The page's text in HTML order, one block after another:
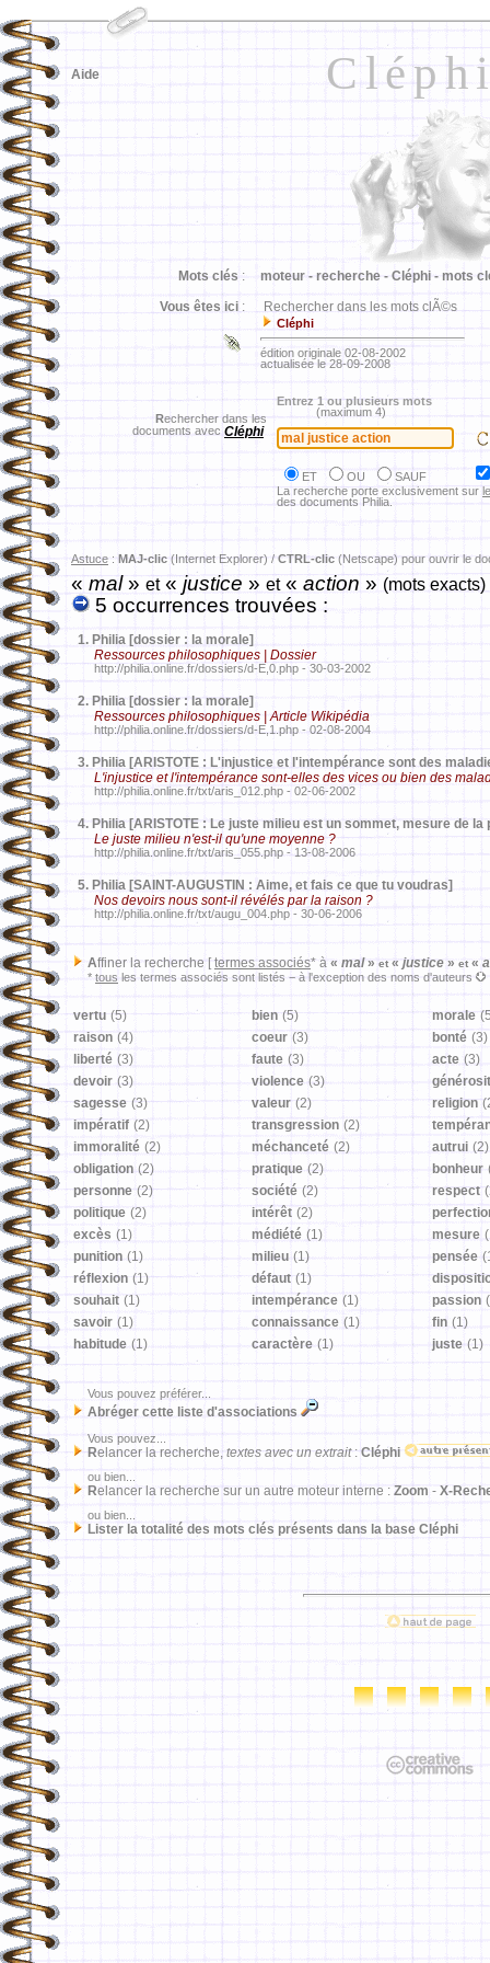
Aide
Mots clés : moteur - recherche - Cléphi - mots
Vous êtes ici : Rechercher dans les mots clÃ©s
Cléphi
édition originale 02-08-2002
actualisée le 28-09-2008
Rechercher dans les
documents avec Cléphi
Entrez 1 ou plusieurs mots
(maximum 4)
ET OU
SAUF
La recherche porte exclusivement sur
des documents Philia.
Astuce : MAJ-clic (Internet Explorer) / CTRL-clic (Netscape) pour ouvrir le
«mal» et«justice » et« action » (mots exacts)
5 occurrences trouvées :
1. Philia [dossier : la morale]
Ressources philosophiques | Dossier
http://philia.online.fr/dossiers/d-E,0.php - 30-03-2002
2. Philia [dossier : la morale]
Ressources philosophiques | Article Wikipédia
http://philia.online.fr/dossiers/d-E,1.php - 02-08-2004
3. Philia [ARISTOTE : L'injustice et l'intempérance sont des
L'injustice et l'intempérance sont-elles des vices ou bien des
http://philia.online.fr/txt/aris_012.php - 02-06-2002
4. Philia [ARISTOTE : Le juste milieu est un sommet, mesure de
Le juste milieu n'est-il qu'une moyenne ?
http://philia.online.fr/txt/aris_055.php - 13-08-2006
5. Philia [SAINT-AUGUSTIN : Aime, et fais ce que tu voudras]
Nos devoirs nous sont-il révélés par la raison ?
http://philia.online.fr/txt/augu_004.php - 30-06-2006
Affiner la recherche [ termes associés* à « mal» et « justice » et «
* tous les termes associés sont listés − à l'exception des noms d'auteurs
vertu (5) bien (5) morale
raison (4) coeur (3) bonté (3)
liberté (3) faute (3) acte (3)
devoir (3) violence (3)
sagesse (3) valeur (2) religion
impératif (2) transgression (2)
immoralité (2) méchanceté (2) autrui (2)
obligation (2) pratique (2) bonheur
personne (2) société (2) respect
politique (2) intérêt (2)
excès (1) médiété (1) mesure
punition (1) milieu (1) pensée
réflexion (1) défaut (1)
souhait (1) intempérance (1) passion
savoir (1) connaissance (1) fin (1)
habitude (1) caractère (1) juste (1)
Vous pouvez préférer...
Abréger cette liste d'associations
Vous pouvez...
Relancer la recherche, textes avec un extrait: Cléphi
ou bien...
Relancer la recherche sur un autre moteur interne : Zoom - X-
ou bien...
Lister la totalité des mots clés présents dans la base Cléphi